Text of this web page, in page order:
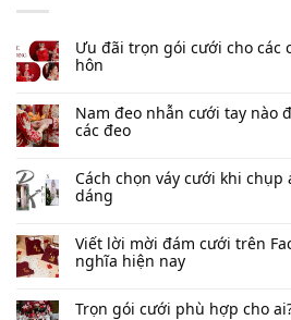
Ưu đãi trọn gói cưới cho các
hôn
Nam đeo nhẫn cưới tay nào
các đeo
Cách chọn váy cưới khi
dáng
Viết lời mời đám cưới trên
nghĩa hiện nay
Trọn gói cưới phù hợp cho